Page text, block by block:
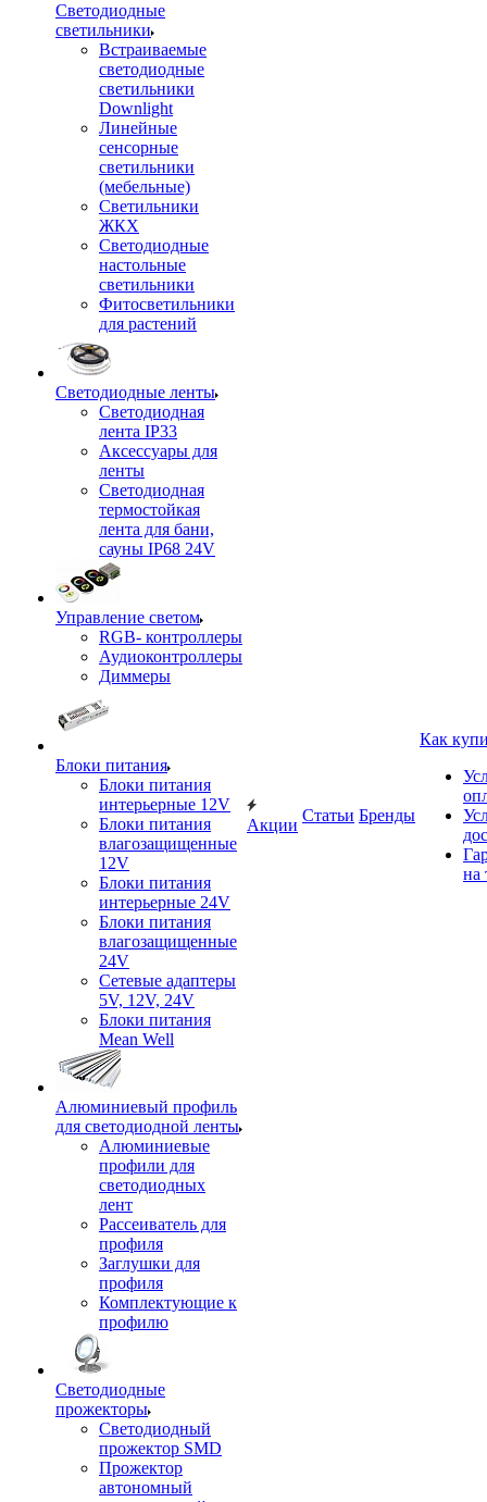
Светодиодные
светильники
Встраиваемые
светодиодные
светильники
Downlight
Линейные
сенсорные
светильники
(мебельные)
Светильники
ЖКХ
Светодиодные
настольные
светильники
Фитосветильники
для растений
Светодиодные ленты
Светодиодная
лента IP33
Аксессуары для
ленты
Светодиодная
термостойкая
лента для бани,
сауны IP68 24V
Управление светом
RGB- контроллеры
Аудиоконтроллеры
Диммеры
Блоки питания
Блоки питания
интерьерные 12V
Блоки питания
влагозащищенные
12V
Блоки питания
интерьерные 24V
Блоки питания
влагозащищенные
24V
Сетевые адаптеры
5V, 12V, 24V
Блоки питания
Mean Well
Алюминиевый профиль
для светодиодной ленты
Алюминиевые
профили для
светодиодных
лент
Рассеиватель для
профиля
Заглушки для
профиля
Комплектующие к
профилю
Светодиодные
прожекторы
Светодиодный
прожектор SMD
Прожектор
автономный
Акции
Статьи Бренды
Как
на